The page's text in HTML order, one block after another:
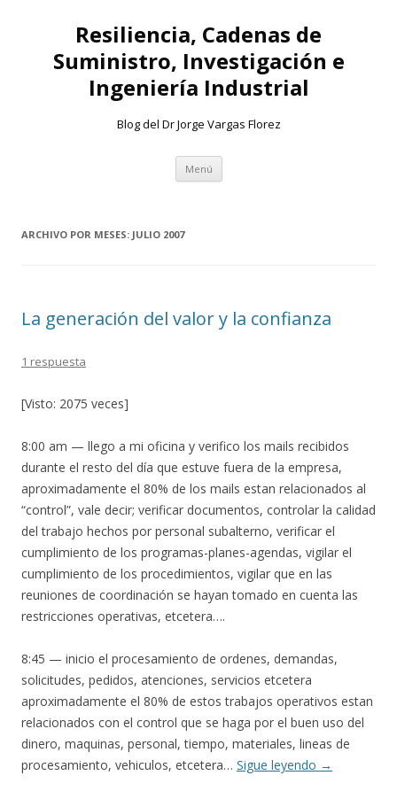
Resiliencia, Cadenas de
Suministro, Investigación e
Ingeniería Industrial
Blog del Dr Jorge Vargas Florez
Menú Ir
contenido
ARCHIVO POR MESES: JULIO 2007
La generación del valor y la confianza
1 respuesta
[Visto: 2075 veces]
8:00 am — llego a mi oficina y verifico los mails recibidos
durante el resto del día que estuve fuera de la empresa,
aproximadamente el 80% de los mails estan relacionados al
“control”, vale decir; verificar documentos, controlar la calidad
del trabajo hechos por personal subalterno, verificar el
cumplimiento de los programas-planes-agendas, vigilar el
cumplimiento de los procedimientos, vigilar que en las
reuniones de coordinación se hayan tomado en cuenta las
restricciones operativas, etcetera….
8:45 — inicio el procesamiento de ordenes, demandas,
solicitudes, pedidos, atenciones, servicios etcetera
aproximadamente el 80% de estos trabajos operativos estan
relacionados con el control que se haga por el buen uso del
dinero, maquinas, personal, tiempo, materiales, lineas de
procesamiento, vehiculos, etcetera… Sigue leyendo →